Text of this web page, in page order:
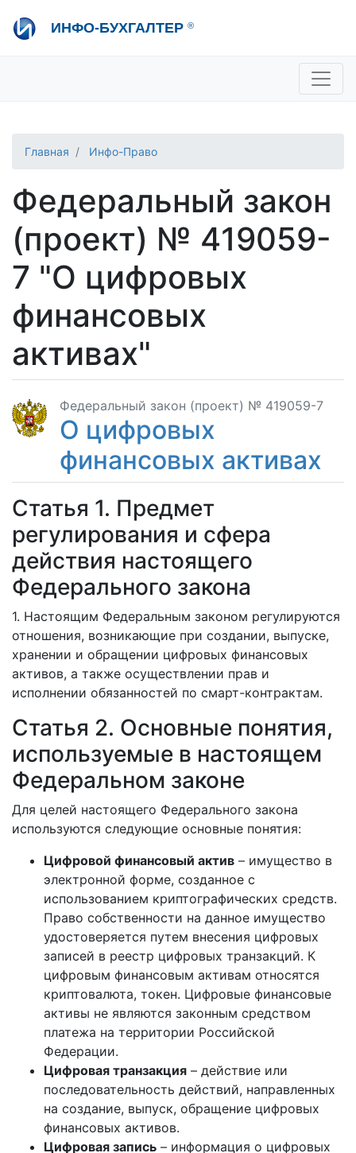
ИНФО-БУХГАЛТЕР ®
Отдел продаж
Консультации
Главная Инфо-Право
Федеральный закон
(проект) № 419059-
7 "О цифровых
финансовых
активах"
Федеральный закон (проект) № 419059-7
О цифровых
финансовых активах
Статья 1. Предмет
регулирования и сфера
действия настоящего
Федерального закона
1. Настоящим Федеральным законом регулируются
отношения, возникающие при создании, выпуске,
хранении и обращении цифровых финансовых
активов, а также осуществлении прав и
исполнении обязанностей по смарт-контрактам.
Статья 2. Основные понятия,
используемые в настоящем
Федеральном законе
Для целей настоящего Федерального закона
используются следующие основные понятия:
Цифровой финансовый актив – имущество в
электронной форме, созданное с
использованием криптографических средств.
Право собственности на данное имущество
удостоверяется путем внесения цифровых
записей в реестр цифровых транзакций. К
цифровым финансовым активам относятся
криптовалюта, токен. Цифровые финансовые
активы не являются законным средством
платежа на территории Российской
Федерации.
Цифровая транзакция – действие или
последовательность действий, направленных
на создание, выпуск, обращение цифровых
финансовых активов.
Цифровая запись – информация о цифровых